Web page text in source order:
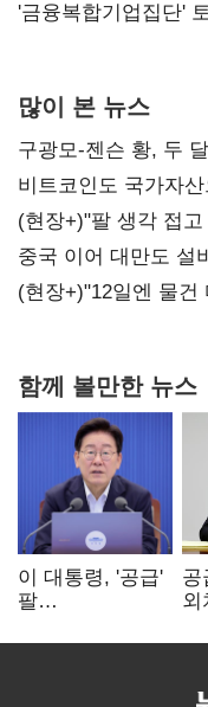
'금융복합기업집단'
많이 본 뉴스
구광모-젠슨 황, 두
비트코인도 국가자
숙제
(현장+)"팔 생각 접
20억 키맞추기
중국 이어 대만도 설
(현장+)"12일엔 물
함께 볼만한 뉴스
이 대통령, '공급'
팔
여 내부선
공
외
리